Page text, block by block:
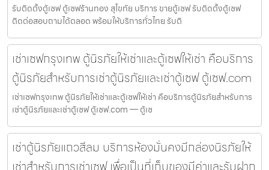
รับติดตั้งตู้เซฟ ตู้เซฟร้านทอง สุโขทัย บริการ ขายตู้เซฟ รับติดตั้งตู้เซฟ
ติดต่อสอบถามได้ตลอด พร้อมให้บริการทั่วไทย รับติ
เช่าเซฟกรุงเทพ ตู้นิรภัยให้เช่าและตู้เซฟให้เช่า คือบริการ
ตู้นิรภัยสำหรับการเช่าตู้นิรภัยและเช่าตู้เซฟ ตู้เซฟ.com
เช่าเซฟกรุงเทพ ตู้นิรภัยให้เช่าและตู้เซฟให้เช่า คือบริการตู้นิรภัยสำหรับการ
เช่าตู้นิรภัยและเช่าตู้เซฟ ตู้เซฟ.com — ตู้เซ
เช่าตู้นิรภัยแถวสีลม บริการห้องมั่นคงมีกล่องนิรภัยให้